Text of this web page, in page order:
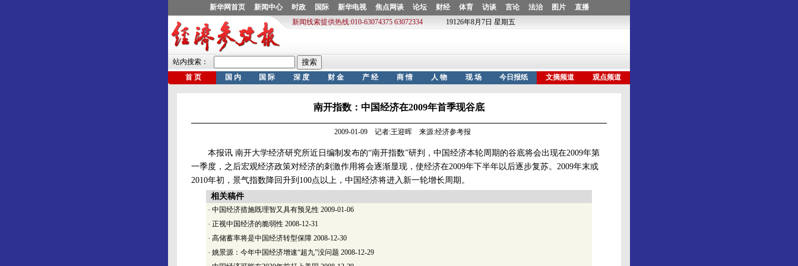
南开指数：中国经济在2009年首季现谷底
2009-01-09 记者:王迎晖 来源:经济参考报
本报讯 南开大学经济研究所近日编制发布的“南开指数”研判，中国经济本轮周期的谷底将会出现在2009年第
一季度，之后宏观经济政策对经济的刺激作用将会逐渐显现，使经济在2009年下半年以后逐步复苏。2009年末或
2010年初，景气指数降回升到100点以上，中国经济将进入新一轮增长周期。
相关稿件
· 中国经济措施既理智又具有预见性 2009-01-06
· 正视中国经济的脆弱性 2008-12-31
· 高储蓄率将是中国经济转型保障 2008-12-30
· 姚景源：今年中国经济增速“超九”没问题 2008-12-29